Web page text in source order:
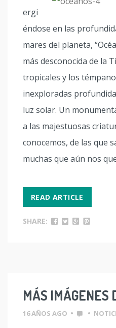
ergi
éndose en las
mares del planeta,
más desconocida de la
tropicales y los
inexploradas
luz solar. Un
a las majestuosas
conocemos, de las que
muchas que aún nos
READ ARTICLE
SHARE:
MÁS IMÁGENES
16 AÑOS AGO • •